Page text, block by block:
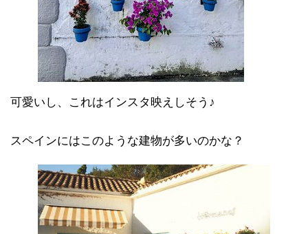
可愛いし、これはインスタ映えしそう♪
スペインにはこのような建物が多いのかな？